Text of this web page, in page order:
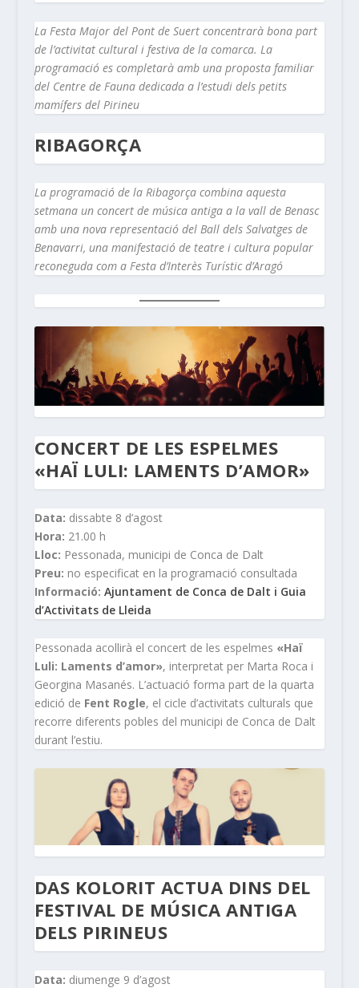
La Festa Major del Pont de Suert concentrarà bona part
de l’activitat cultural i festiva de la comarca. La
programació es completarà amb una proposta familiar
del Centre de Fauna dedicada a l’estudi dels petits
mamífers del Pirineu
RIBAGORÇA
La programació de la Ribagorça combina aquesta
setmana un concert de música antiga a la vall de Benasc
amb una nova representació del Ball dels Salvatges de
Benavarri, una manifestació de teatre i cultura popular
reconeguda com a Festa d’Interès Turístic d’Aragó
CONCERT DE LES ESPELMES
«HAÏ LULI: LAMENTS D’AMOR»
Data: dissabte 8 d’agost
Hora: 21.00 h
Lloc: Pessonada, municipi de Conca de Dalt
Preu: no especificat en la programació consultada
Informació: Ajuntament de Conca de Dalt i Guia
d’Activitats de Lleida
Pessonada acollirà el concert de les espelmes «Haï
Luli: Laments d’amor», interpretat per Marta Roca i
Georgina Masanés. L’actuació forma part de la quarta
edició de Fent Rogle, el cicle d’activitats culturals que
recorre diferents pobles del municipi de Conca de Dalt
durant l’estiu.
DAS KOLORIT ACTUA DINS DEL
FESTIVAL DE MÚSICA ANTIGA
DELS PIRINEUS
Data: diumenge 9 d’agost